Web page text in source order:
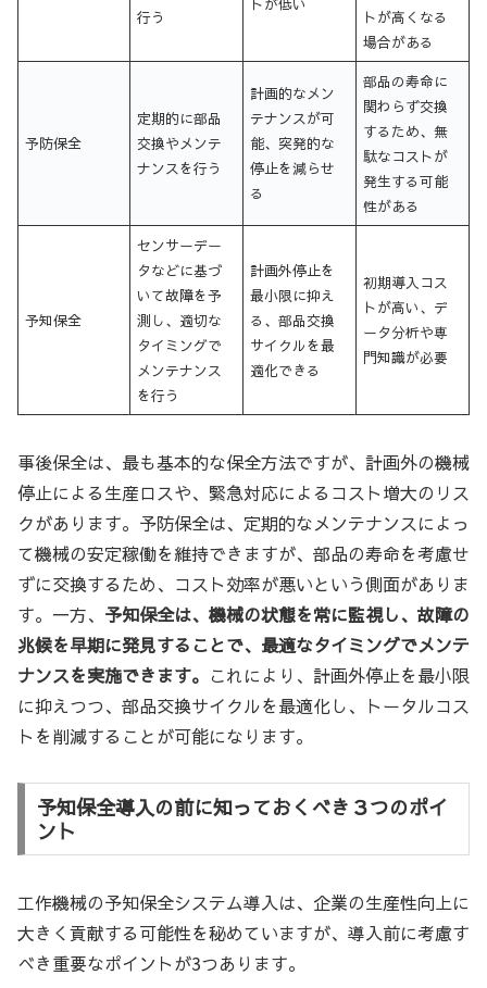
行う
トが低い
トが高くなる
場合がある
予防保全
定期的に部品
交換やメンテ
ナンスを行う
計画的なメン
テナンスが可
能、突発的な
停止を減らせ
る
部品の寿命に
関わらず交換
するため、無
駄なコストが
発生する可能
性がある
予知保全
センサーデー
タなどに基づ
いて故障を予
測し、適切な
タイミングで
メンテナンス
を行う
計画外停止を
最小限に抑え
る、部品交換
サイクルを最
適化できる
初期導入コス
トが高い、デ
ータ分析や専
門知識が必要
事後保全は、最も基本的な保全方法ですが、計画外の機械
停止による生産ロスや、緊急対応によるコスト増大のリス
クがあります。予防保全は、定期的なメンテナンスによっ
て機械の安定稼働を維持できますが、部品の寿命を考慮せ
ずに交換するため、コスト効率が悪いという側面がありま
す。一方、 予知保全は、機械の状態を常に監視し、故障の
兆候を早期に発見することで、最適なタイミングでメンテ
ナンスを実施できます。 これにより、計画外停止を最小限
に抑えつつ、部品交換サイクルを最適化し、トータルコス
トを削減することが可能になります。
予知保全導入の前に知っておくべき３つのポイ
ント
工作機械の予知保全システム導入は、企業の生産性向上に
大きく貢献する可能性を秘めていますが、導入前に考慮す
べき重要なポイントが3つあります。